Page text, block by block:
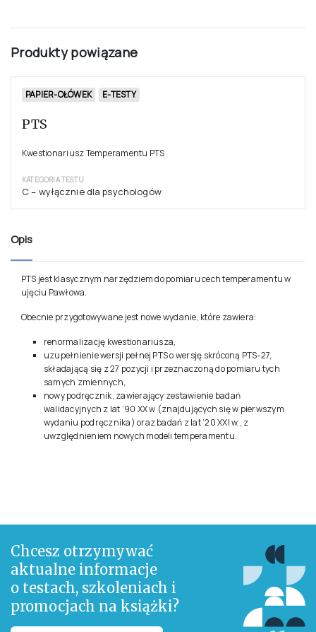
Produkty powiązane
PAPIER-OŁÓWEK E-TESTY
PTS
Kwestionariusz Temperamentu PTS
KATEGORIA TESTU
C – wyłącznie dla psychologów
Opis
PTS jest klasycznym narzędziem do pomiaru cech temperamentu w
ujęciu Pawłowa.
Obecnie przygotowywane jest nowe wydanie, które zawiera:
renormalizację kwestionariusza,
uzupełnienie wersji pełnej PTS o wersję skróconą PTS-27,
składającą się z 27 pozycji i przeznaczoną do pomiaru tych
samych zmiennych,
nowy podręcznik, zawierający zestawienie badań
walidacyjnych z lat ’90 XX w (znajdujących się w pierwszym
wydaniu podręcznika) oraz badań z lat ’20 XXI w., z
uwzględnieniem nowych modeli temperamentu.
Chcesz otrzymywać
aktualne informacje
o testach, szkoleniach i
promocjach na książki?